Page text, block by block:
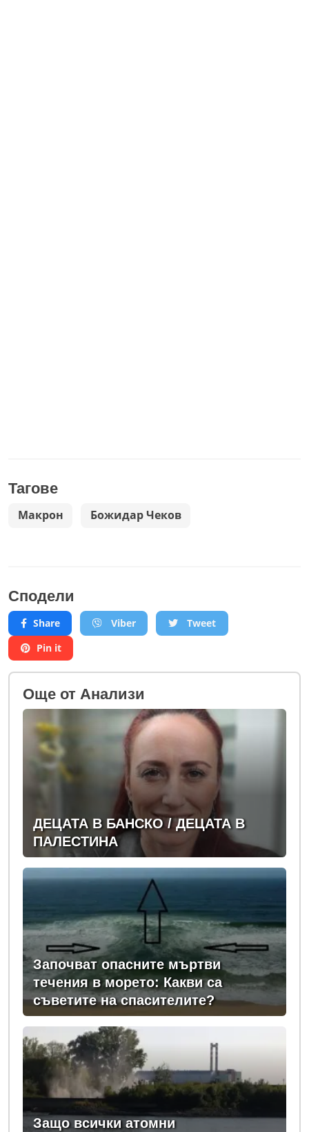
Тагове
Макрон Божидар Чеков
Сподели
Share Viber
Tweet
Pin it
Oще от Анализи
ДЕЦАТА В БАНСКО / ДЕЦАТА В
ПАЛЕСТИНА
Започват опасните мъртви
течения в морето: Какви са
съветите на спасителите?
Защо всички атомни